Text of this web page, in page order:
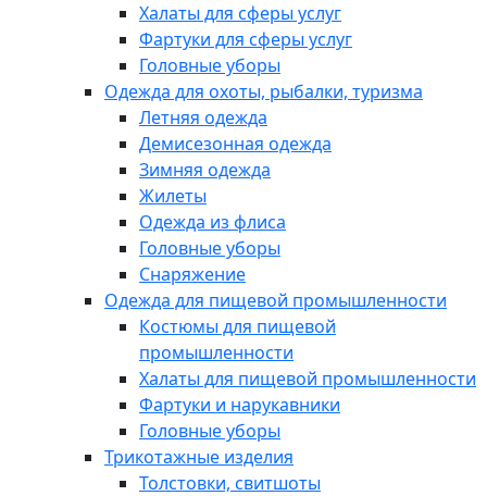
Халаты для сферы услуг
Фартуки для сферы услуг
Головные уборы
Одежда для охоты, рыбалки, туризма
Летняя одежда
Демисезонная одежда
Зимняя одежда
Жилеты
Одежда из флиса
Головные уборы
Снаряжение
Одежда для пищевой промышленности
Костюмы для пищевой
промышленности
Халаты для пищевой промышленности
Фартуки и нарукавники
Головные уборы
Трикотажные изделия
Толстовки, свитшоты